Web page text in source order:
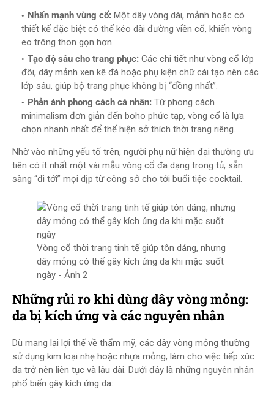
Nhấn mạnh vùng cổ: Một dây vòng dài, mảnh hoặc có
thiết kế đặc biệt có thể kéo dài đường viền cổ, khiến vòng
eo trông thon gọn hơn.
Tạo độ sâu cho trang phục: Các chi tiết như vòng cổ lớp
đôi, dây mảnh xen kẽ đá hoặc phụ kiện chữ cái tạo nên các
lớp sâu, giúp bộ trang phục không bị “đồng nhất”.
Phản ánh phong cách cá nhân: Từ phong cách
minimalism đơn giản đến boho phức tạp, vòng cổ là lựa
chọn nhanh nhất để thể hiện sở thích thời trang riêng.
Nhờ vào những yếu tố trên, người phụ nữ hiện đại thường ưu
tiên có ít nhất một vài mẫu vòng cổ đa dạng trong tủ, sẵn
sàng “đi tới” mọi dịp từ công sở cho tới buổi tiệc cocktail.
Vòng cổ thời trang tinh tế giúp tôn dáng, nhưng
dây mỏng có thể gây kích ứng da khi mặc suốt
ngày - Ảnh 2
Những rủi ro khi dùng dây vòng mỏng:
da bị kích ứng và các nguyên nhân
Dù mang lại lợi thế về thẩm mỹ, các dây vòng mỏng thường
sử dụng kim loại nhẹ hoặc nhựa mỏng, làm cho việc tiếp xúc
da trở nên liên tục và lâu dài. Dưới đây là những nguyên nhân
phổ biến gây kích ứng da: